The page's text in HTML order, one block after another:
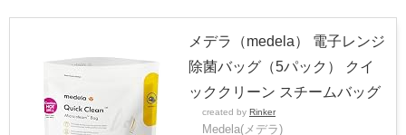
メデラ（medela） 電子レンジ
除菌バッグ（5パック） クイ
ッククリーン スチームバッグ
created by Rinker
Medela(メデラ)